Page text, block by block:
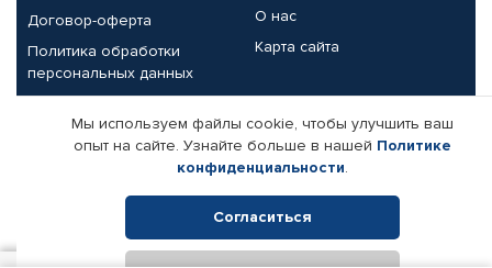
Договор-оферта
Политика обработки
персональных данных
О нас
Карта сайта
Партнерам
Корпоративным клиентам
Поставщикам
Реквизиты компании
Мы используем файлы cookie, чтобы улучшить ваш
опыт на сайте. Узнайте больше в нашей Политике
конфиденциальности.
Согласиться